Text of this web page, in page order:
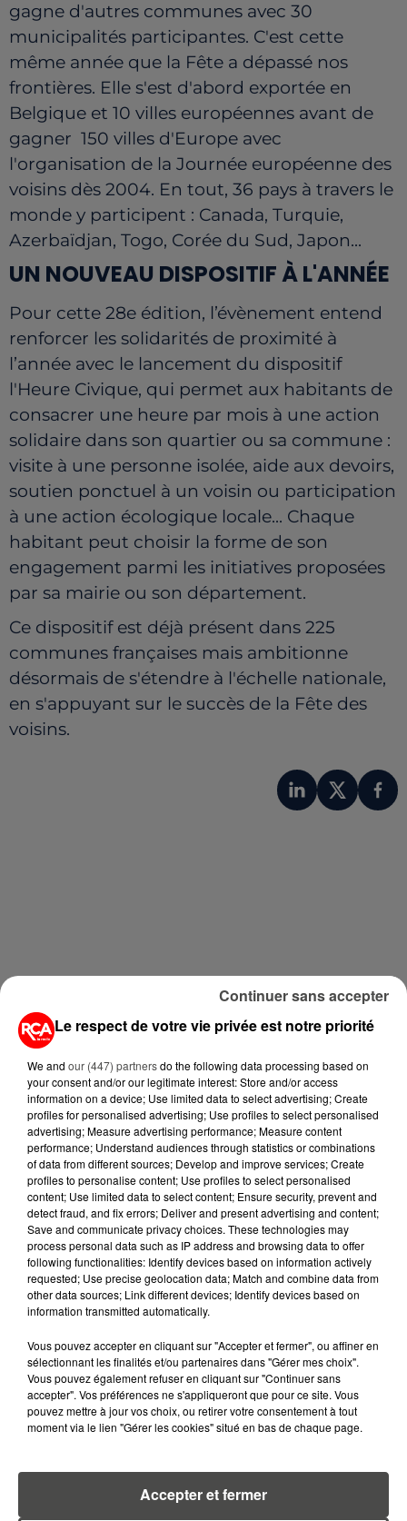
gagne d'autres communes avec 30
municipalités participantes. C'est cette
même année que la Fête a dépassé nos
frontières. Elle s'est d'abord exportée en
Belgique et 10 villes européennes avant de
gagner 150 villes d'Europe avec
l'organisation de la Journée européenne des
voisins dès 2004. En tout, 36 pays à travers le
monde y participent : Canada, Turquie,
Azerbaïdjan, Togo, Corée du Sud, Japon...
UN NOUVEAU DISPOSITIF À L'ANNÉE
Pour cette 28e édition, l’évènement entend
renforcer les solidarités de proximité à
l’année avec le lancement du dispositif
l'Heure Civique, qui permet aux habitants de
consacrer une heure par mois à une action
solidaire dans son quartier ou sa commune :
visite à une personne isolée, aide aux devoirs,
soutien ponctuel à un voisin ou participation
à une action écologique locale... Chaque
habitant peut choisir la forme de son
engagement parmi les initiatives proposées
par sa mairie ou son département.
Ce dispositif est déjà présent dans 225
communes françaises mais ambitionne
désormais de s'étendre à l'échelle nationale,
en s'appuyant sur le succès de la Fête des
voisins.
A LIRE AUSSI...
7 août 2026
VRAIMENT OBLIGATOIRE DE
MANGER LE MATIN ?
7 août 2026
WEEK-END ROUGE SUR LES
ROUTES : LE GRAND OUEST SE
PRÉPARE À UN...
6 août 2026
MÉGOTS ET FEUX DE FORÊT : LES
INDUSTRIELS DU TABAC BIENTÔT
TAXÉS...
CANICULE : POURQUOI LES
BOUTEILLES D'EAU
DISPARAISSENT DES RAYONS...
5 août 2026
MANGER SAINEMENT COÛTE 25 %
ALERTE L’ONU
5 août 2026
Le respect de votre vie privée est notre priorité
We and our (447) partnersdo the following data processing based on
your consent and/or our legitimate interest: Store and/or access
information on a device; Use limited data to select advertising; Create
profiles for personalised advertising; Use profiles to select personalised
advertising; Measure advertising performance; Measure content
performance; Understand audiences through statistics or combinations
of data from different sources; Develop and improve services; Create
profiles to personalise content; Use profiles to select personalised
content; Use limited data to select content; Ensure security, prevent and
detect fraud, and fix errors; Deliver and present advertising and content;
Save and communicate privacy choices. These technologies may
process personal data such as IP address and browsing data to offer
following functionalities: Identify devices based on information actively
requested; Use precise geolocation data; Match and combine data from
other data sources; Link different devices; Identify devices based on
information transmitted automatically.
Vous pouvez accepter en cliquant sur "Accepter et fermer", ou affiner en
sélectionnant les finalités et/ou partenaires dans "Gérer mes choix".
Vous pouvez également refuser en cliquant sur "Continuer sans
accepter". Vos préférences ne s'appliqueront que pour ce site. Vous
pouvez mettre à jour vos choix, ou retirer votre consentement à tout
moment via le lien "Gérer les cookies" situé en bas de chaque page.
Accepter et fermer
Continuer sans accepter